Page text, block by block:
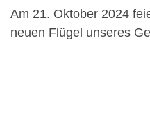
Am 21. Oktober 2024
neuen Flügel unseres